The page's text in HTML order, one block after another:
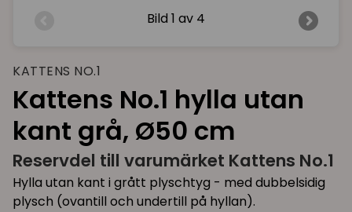
Bild 1 av 4
KATTENS NO.1
Kattens No.1 hylla utan
kant grå, Ø50 cm
Reservdel till varumärket Kattens No.1
Hylla utan kant i grått plyschtyg - med dubbelsidig
plysch (ovantill och undertill på hyllan).